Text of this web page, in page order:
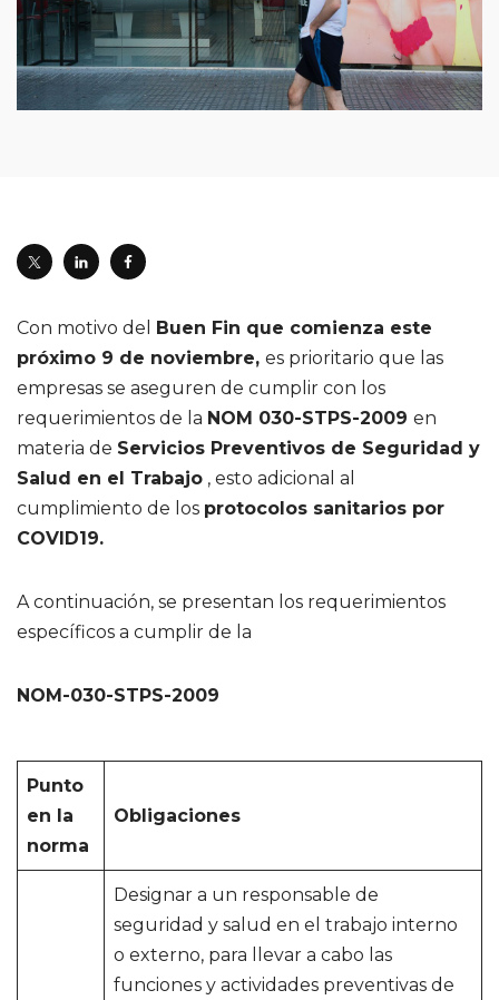
Con motivo del Buen Fin que comienza este
próximo 9 de noviembre, es prioritario que las
empresas se aseguren de cumplir con los
requerimientos de la NOM 030-STPS-2009 en
materia de Servicios Preventivos de Seguridad y
Salud en el Trabajo , esto adicional al
cumplimiento de los protocolos sanitarios por
COVID19.
A continuación, se presentan los requerimientos
específicos a cumplir de la
NOM-030-STPS-2009
Punto
en la
norma
Obligaciones
Designar a un responsable de
seguridad y salud en el trabajo interno
o externo, para llevar a cabo las
funciones y actividades preventivas de